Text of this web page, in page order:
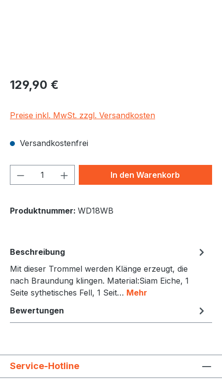
Regulärer Preis:
129,90 €
Preise inkl. MwSt. zzgl. Versandkosten
Versandkostenfrei
Produkt Anzahl: Gib denIn den Warenkorb
Produktnummer: WD18WB
Beschreibung
Mit dieser Trommel werden Klänge erzeugt, die
nach Braundung klingen. Material:Siam Eiche, 1
Seite sythetisches Fell, 1 Seit… Mehr
Bewertungen
Service-Hotline